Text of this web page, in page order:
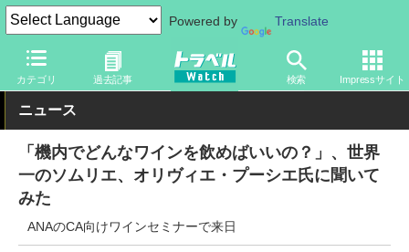
Powered by Translate
カテゴリ 過去記事 検索 Impressサイト
トラベル Watch 地域 海外旅行 ヨーロッパ
ニュース
「機内でどんなワインを飲めばいいの？」、世界
一のソムリエ、オリヴィエ・プーシエ氏に聞いて
みた
ANAのCA向けワインセミナーで来日